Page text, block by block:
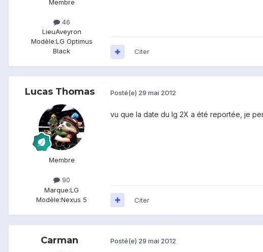
Membre
46
LieuAveyron
Modèle:LG Optimus
Black
Citer
Lucas Thomas
Membre
90
Marque:LG
Modèle:Nexus 5
Posté(e) 29 mai 2012
vu que la date du lg 2X a été reportée, je
Citer
Carman Posté(e) 29 mai 2012